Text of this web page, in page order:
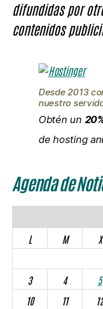
difundidas por
contenidos
Desde 2013
nuestro
Obtén un
de hosting
Agenda de
L
M X
3
4 5
10
11 12